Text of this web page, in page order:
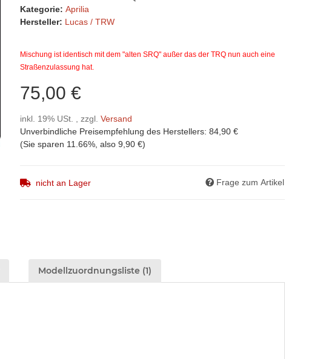
Kategorie:Aprilia
Hersteller: Lucas / TRW
Mischung ist identisch mit dem "alten SRQ" außer das der TRQ nun auch eine
Straßenzulassung hat.
75,00 €
inkl. 19% USt. , zzgl.Versand
Unverbindliche Preisempfehlung des Herstellers:84,90 €
(Sie sparen 11.66%, also9,90 €)
nicht an Lager Frage zum Artikel
Modellzuordnungsliste (1)